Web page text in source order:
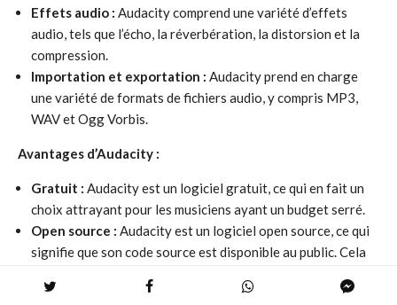
Effets audio : Audacity comprend une variété d’effets
audio, tels que l’écho, la réverbération, la distorsion et la
compression.
Importation et exportation : Audacity prend en charge
une variété de formats de fichiers audio, y compris MP3,
WAV et Ogg Vorbis.
Avantages d’Audacity :
Gratuit : Audacity est un logiciel gratuit, ce qui en fait un
choix attrayant pour les musiciens ayant un budget serré.
Open source : Audacity est un logiciel open source, ce qui
signifie que son code source est disponible au public. Cela
l’améliorer.